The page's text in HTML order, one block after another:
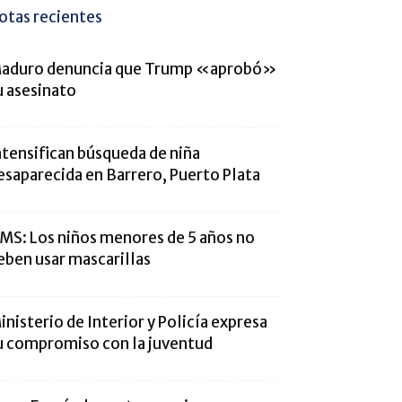
recientes
denuncia que Trump «aprobó»
asesinato
búsqueda de niña
en Barrero, Puerto Plata
Los niños menores de 5 años no
usar mascarillas
de Interior y Policía expresa
compromiso con la juventud